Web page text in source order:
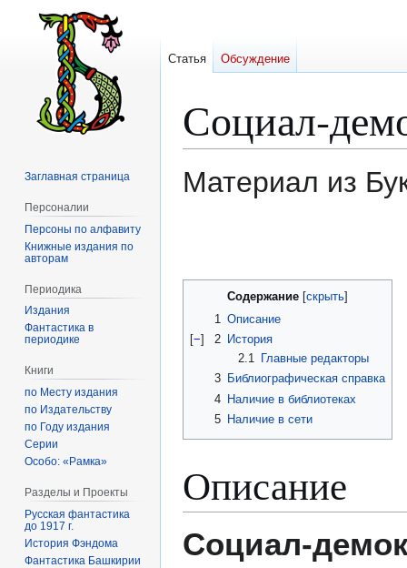
Социал-
Материал из
Содержание
1 Описание
[−] 2
История
2.1
Главные редакторы
3
Библиографическая справка
4 Наличие в библиотеках
5
Наличие в сети
Описание
Социал-
Статья Обсуждение
Заглавная страница
Персоналии
Персоны по алфавиту
Книжные издания по
авторам
Периодика
Издания
Фантастика в
периодике
Книги
по Месту издания
по Издательству
по Году издания
Серии
Особо: «Рамка»
Разделы и Проекты
Русская фантастика
до 1917 г.
История Фэндома
Фантастика Башкирии